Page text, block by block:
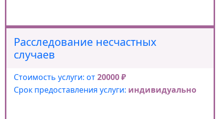
Расследование несчастных
случаев
Стоимость услуги: от20000 ₽
Срок предоставления услуги: индивидуально